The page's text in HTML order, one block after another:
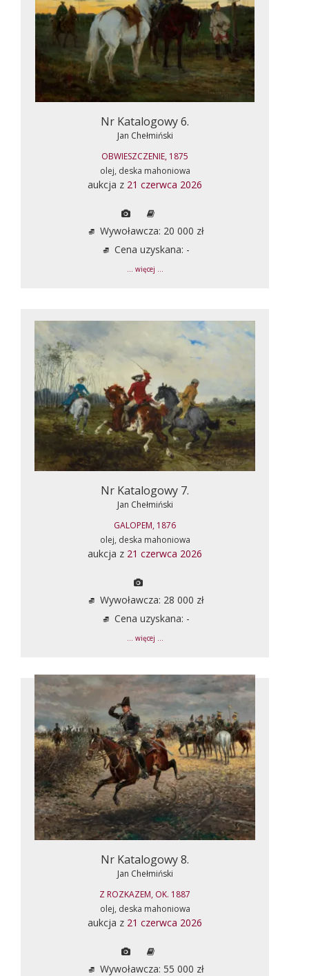
Nr Katalogowy 6.
Jan Chełmiński
OBWIESZCZENIE, 1875
olej, deska mahoniowa
aukcja z 21 czerwca 2026
Wywoławcza: 20 000 zł
Cena uzyskana: -
... więcej ...
Nr Katalogowy 7.
Jan Chełmiński
GALOPEM, 1876
olej, deska mahoniowa
aukcja z 21 czerwca 2026
Wywoławcza: 28 000 zł
Cena uzyskana: -
... więcej ...
Nr Katalogowy 8.
Jan Chełmiński
Z ROZKAZEM, OK. 1887
olej, deska mahoniowa
aukcja z 21 czerwca 2026
Wywoławcza: 55 000 zł